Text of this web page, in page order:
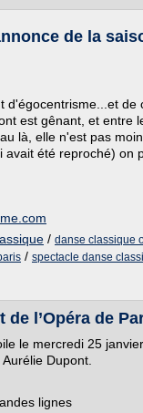
de la
d'égocentrisme...et
est gênant, et entre
là, elle n'est pas
été reproché) on
/ danse classique
/ spectacle danse
de l’Opéra de
le mercredi 25
Dupont.
lignes